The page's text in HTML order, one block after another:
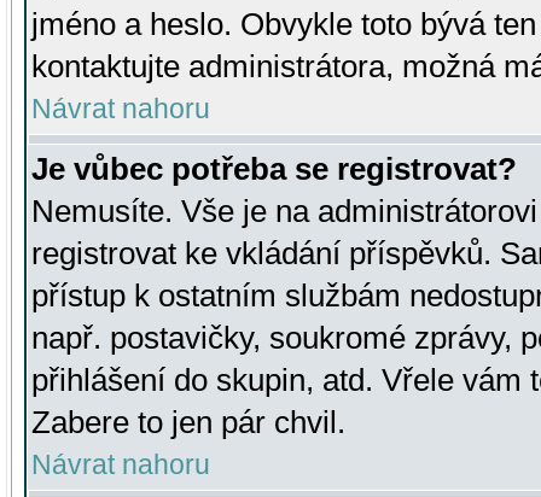
jméno a heslo. Obvykle toto bývá
kontaktujte administrátora, možná
Návrat nahoru
Je vůbec potřeba se registrovat?
Nemusíte. Vše je na
registrovat ke vkládání příspěvků.
přístup k ostatním službám
např. postavičky, soukromé zprávy,
přihlášení do skupin, atd. Vřele vám
Zabere to jen pár chvil.
Návrat nahoru